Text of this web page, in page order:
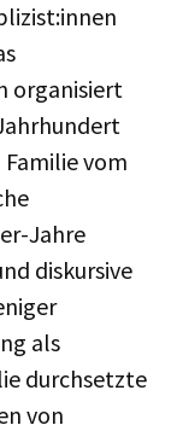
organisiert
vom
Jahre
diskursive
als
durchsetzte
von